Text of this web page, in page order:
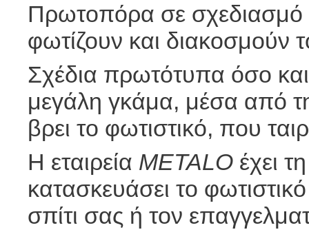
Πρωτοπόρα σε σχεδιασμό
φωτίζουν και διακοσμούν
Σχέδια πρωτότυπα όσο
μεγάλη γκάμα, μέσα από
βρει το φωτιστικό, που
Η εταιρεία ΜETALO έχει
κατασκευάσει το
σπίτι σας ή τον